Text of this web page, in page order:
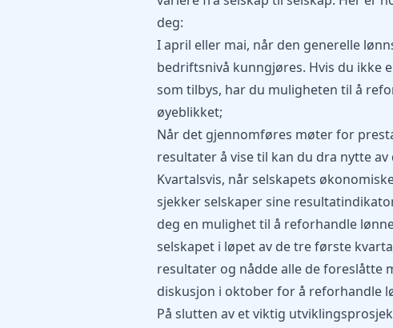
deg:
I april eller mai, når den generelle
bedriftsnivå kunngjøres. Hvis du ikke
som tilbys, har du muligheten til å
øyeblikket;
Når det gjennomføres møter for
resultater å vise til kan du dra nytte
Kvartalsvis, når selskapets
sjekker selskaper sine
deg en mulighet til å reforhandle
selskapet i løpet av de tre første
resultater og nådde alle de foreslåtte
diskusjon i oktober for å reforhandle
På slutten av et viktig